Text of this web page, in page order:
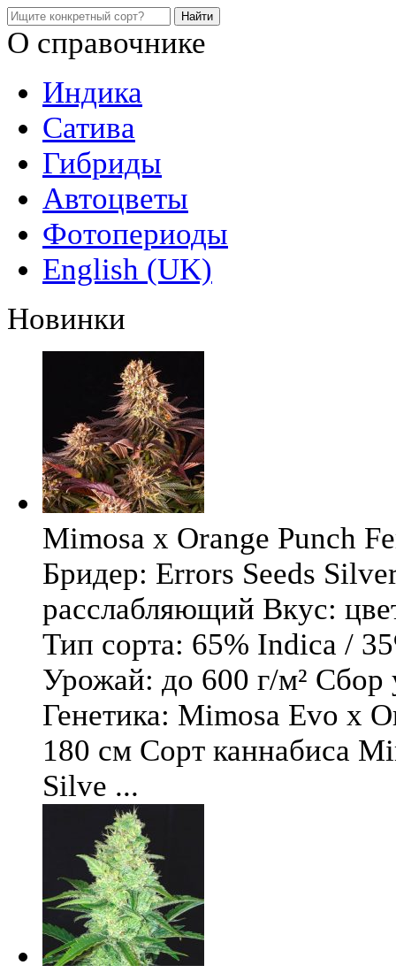
О справочнике
Индика
Сатива
Гибриды
Автоцветы
Фотопериоды
English (UK)
Новинки
Mimosa x Orange Punch
Бридер: Errors Seeds
расслабляющий Вкус:
Тип сорта: 65% Indica /
Урожай: до 600 г/м² Сбор
Генетика: Mimosa Evo x
180 см Сорт каннабиса
Silve ...